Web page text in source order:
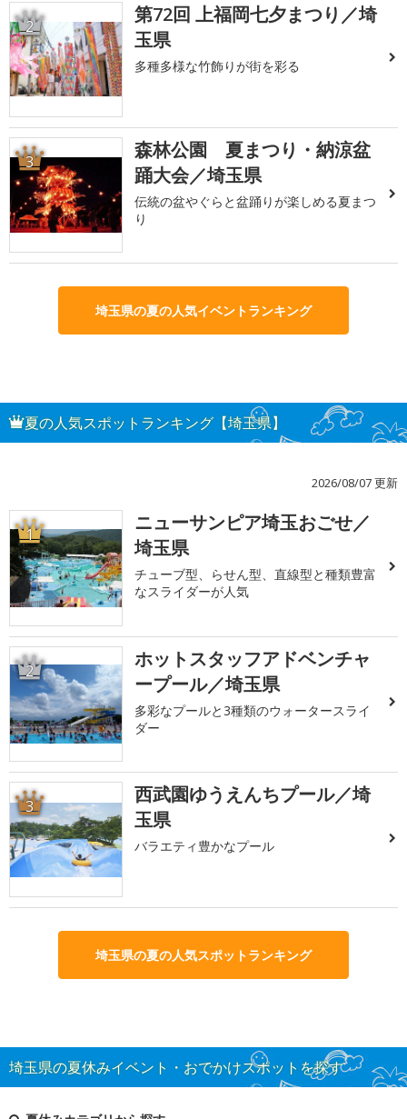
2
第72回 上福岡七夕まつり／埼
玉県
多種多様な竹飾りが街を彩る
3
森林公園 夏まつり・納涼盆
踊大会／埼玉県
伝統の盆やぐらと盆踊りが楽しめる夏まつ
り
埼玉県の夏の人気イベントランキング
夏の人気スポットランキング【埼玉県】
2026/08/07 更新
1
ニューサンピア埼玉おごせ／
埼玉県
チューブ型、らせん型、直線型と種類豊富
なスライダーが人気
2
ホットスタッフアドベンチャ
ープール／埼玉県
多彩なプールと3種類のウォータースライ
ダー
3
西武園ゆうえんちプール／埼
玉県
バラエティ豊かなプール
埼玉県の夏の人気スポットランキング
埼玉県の夏休みイベント・おでかけスポットを探す